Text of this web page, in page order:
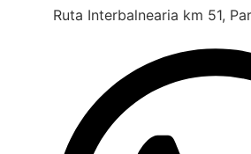
Ruta Interbalnearia km 51,